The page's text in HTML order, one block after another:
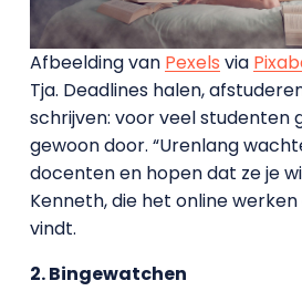
Afbeelding van Pexels via
Tja. Deadlines halen,
schrijven: voor veel studenten
gewoon door. “Urenlang
docenten en hopen dat ze je
Kenneth, die het online
vindt.
2. Bingewatchen